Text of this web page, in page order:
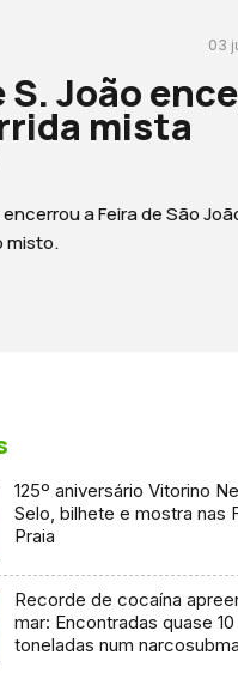
03
S. João
mista
a Feira de São
misto.
125º aniversário Vitorino
Selo, bilhete e mostra nas
Praia
Recorde de cocaína
mar: Encontradas quase 10
toneladas num